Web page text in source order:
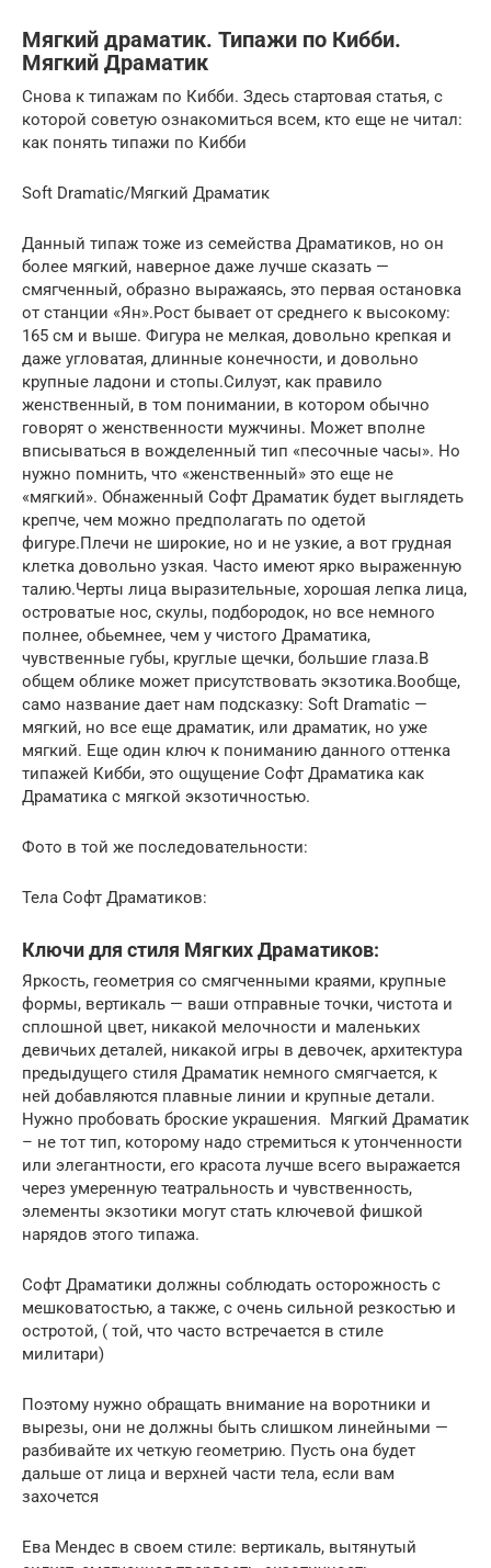
Мягкий драматик. Типажи по Кибби.
Мягкий Драматик
Снова к типажам по Кибби. Здесь стартовая статья, с
которой советую ознакомиться всем, кто еще не читал:
как понять типажи по Кибби
Soft Dramatic/Мягкий Драматик
Данный типаж тоже из семейства Драматиков, но он
более мягкий, наверное даже лучше сказать —
смягченный, образно выражаясь, это первая остановка
от станции «Ян».Рост бывает от среднего к высокому:
165 см и выше. Фигура не мелкая, довольно крепкая и
даже угловатая, длинные конечности, и довольно
крупные ладони и стопы.Силуэт, как правило
женственный, в том понимании, в котором обычно
говорят о женственности мужчины. Может вполне
вписываться в вожделенный тип «песочные часы». Но
нужно помнить, что «женственный» это еще не
«мягкий». Обнаженный Софт Драматик будет выглядеть
крепче, чем можно предполагать по одетой
фигуре.Плечи не широкие, но и не узкие, а вот грудная
клетка довольно узкая. Часто имеют ярко выраженную
талию.Черты лица выразительные, хорошая лепка лица,
островатые нос, скулы, подбородок, но все немного
полнее, обьемнее, чем у чистого Драматика,
чувственные губы, круглые щечки, большие глаза.В
общем облике может присутствовать экзотика.Вообще,
само название дает нам подсказку: Soft Dramatic —
мягкий, но все еще драматик, или драматик, но уже
мягкий. Еще один ключ к пониманию данного оттенка
типажей Кибби, это ощущение Софт Драматика как
Драматика с мягкой экзотичностью.
Фото в той же последовательности:
Тела Софт Драматиков:
Ключи для стиля Мягких Драматиков:
Яркость, геометрия со смягченными краями, крупные
формы, вертикаль — ваши отправные точки, чистота и
сплошной цвет, никакой мелочности и маленьких
девичьих деталей, никакой игры в девочек, архитектура
предыдущего стиля Драматик немного смягчается, к
ней добавляются плавные линии и крупные детали.
Нужно пробовать броские украшения. Мягкий Драматик
– не тот тип, которому надо стремиться к утонченности
или элегантности, его красота лучше всего выражается
через умеренную театральность и чувственность,
элементы экзотики могут стать ключевой фишкой
нарядов этого типажа.
Софт Драматики должны соблюдать осторожность с
мешковатостью, а также, с очень сильной резкостью и
остротой, ( той, что часто встречается в стиле
милитари)
Поэтому нужно обращать внимание на воротники и
вырезы, они не должны быть слишком линейными —
разбивайте их четкую геометрию. Пусть она будет
дальше от лица и верхней части тела, если вам
захочется
Ева Мендес в своем стиле: вертикаль, вытянутый